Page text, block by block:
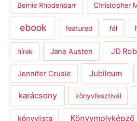
Bernie Rhodenbarr Christopher
ebook featured fél
hírek Jane Austen JD
Jennifer Crusie Jubileum
karácsony könyvfesztivál
könyvlista Könyvmolyképző